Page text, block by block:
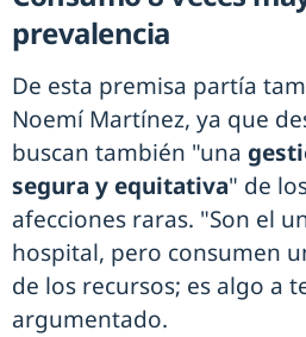
prevalencia
De esta premisa partía
Noemí Martínez, ya que
buscan también "una
segura y equitativa" de
afecciones raras. "Son el
hospital, pero consumen
de los recursos; es algo a
argumentado.